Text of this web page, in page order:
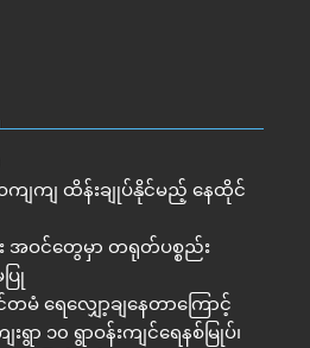
ျကျ ထိန်းချုပ်နိုင်မည့် နေထိုင်
ဝင်တွေမှာ တရုတ်ပစ္စည်း
ြု
ရေလျှော့ချနေတာကြောင့်
းရွာ ၁၀ ရွာဝန်းကျင်ရေနစ်မြုပ်၊